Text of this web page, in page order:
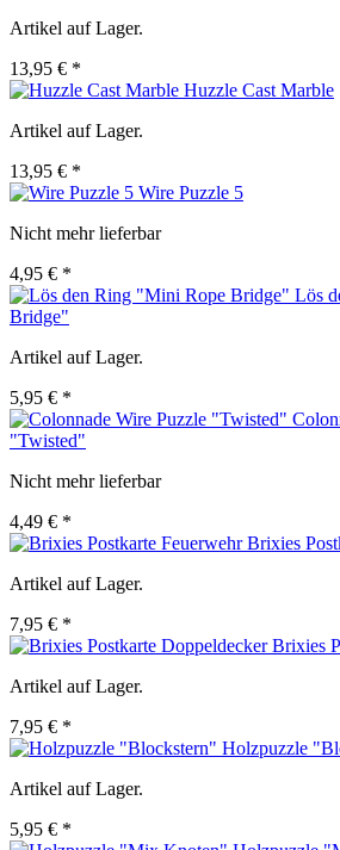
Artikel auf Lager.
13,95 € *
Huzzle Cast Marble
Artikel auf Lager.
13,95 € *
Wire Puzzle 5
Nicht mehr lieferbar
4,95 € *
Lös
Bridge"
Artikel auf Lager.
5,95 € *
"Twisted"
Nicht mehr lieferbar
4,49 € *
Brixies
Artikel auf Lager.
7,95 € *
Brixies
Artikel auf Lager.
7,95 € *
Holzpuzzle
Artikel auf Lager.
5,95 € *